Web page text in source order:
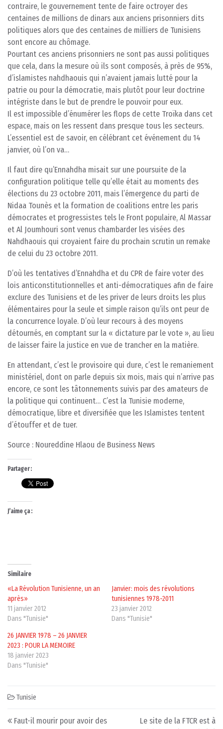
contraire, le gouvernement tente de faire octroyer des
centaines de millions de dinars aux anciens prisonniers dits
politiques alors que des centaines de milliers de Tunisiens
sont encore au chômage.
Pourtant ces anciens prisonniers ne sont pas aussi politiques
que cela, dans la mesure où ils sont composés, à près de 95%,
d’islamistes nahdhaouis qui n’avaient jamais lutté pour la
patrie ou pour la démocratie, mais plutôt pour leur doctrine
intégriste dans le but de prendre le pouvoir pour eux.
Il est impossible d’énumérer les flops de cette Troïka dans cet
espace, mais on les ressent dans presque tous les secteurs.
L’essentiel est de savoir, en célébrant cet événement du 14
janvier, où l’on va…
Il faut dire qu’Ennahdha misait sur une poursuite de la
configuration politique telle qu’elle était au moments des
élections du 23 octobre 2011, mais l’émergence du parti de
Nidaa Tounès et la formation de coalitions entre les paris
démocrates et progressistes tels le Front populaire, Al Massar
et Al Joumhouri sont venus chambarder les visées des
Nahdhaouis qui croyaient faire du prochain scrutin un remake
de celui du 23 octobre 2011.
D’où les tentatives d’Ennahdha et du CPR de faire voter des
lois anticonstitutionnelles et anti-démocratiques afin de faire
exclure des Tunisiens et de les priver de leurs droits les plus
élémentaires pour la seule et simple raison qu’ils ont peur de
la concurrence loyale. D’où leur recours à des moyens
détournés, en comptant sur la « dictature par le vote », au lieu
de laisser faire la justice en vue de trancher en la matière.
En attendant, c’est le provisoire qui dure, c’est le remaniement
ministériel, dont on parle depuis six mois, mais qui n’arrive pas
encore, ce sont les tâtonnements suivis par des amateurs de
la politique qui continuent… C’est la Tunisie moderne,
démocratique, libre et diversifiée que les Islamistes tentent
d’étouffer et de tuer.
Source : Noureddine Hlaou de Business News
Partager :
J’aime ça :
Similaire
«La Révolution Tunisienne, un an
après»
11 janvier 2012
Dans "Tunisie"
Janvier: mois des révolutions
tunisiennes 1978-2011
23 janvier 2012
Dans "Tunisie"
26 JANVIER 1978 – 26 JANVIER
2023 : POUR LA MEMOIRE
18 janvier 2023
Dans "Tunisie"
Tunisie
Post navigation
Faut-il mourir pour avoir des
Le site de la FTCR est à